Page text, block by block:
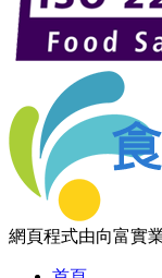
網頁程式由向富實